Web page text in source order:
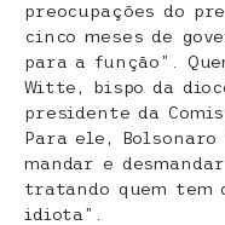
preocupações do
cinco meses de
para a função”.
Witte, bispo da
presidente da
Para ele, Bolsonaro
mandar e
tratando quem tem
idiota”.